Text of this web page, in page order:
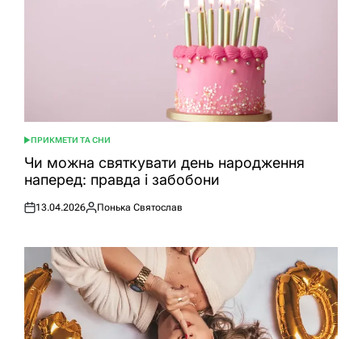
ОПУБЛІКУВАТИ
У
ПРИКМЕТИ ТА СНИ
Чи можна святкувати день народження
наперед: правда і забобони
Оприлюднено
13.04.2026
Опубліковано
Понька Святослав